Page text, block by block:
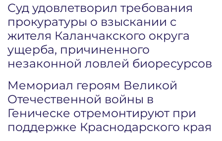
Суд удовлетворил требования
прокуратуры о взыскании с
жителя Каланчакского округа
ущерба, причиненного
незаконной ловлей биоресурсов
Мемориал героям Великой
Отечественной войны в
Геническе отремонтируют при
поддержке Краснодарского края